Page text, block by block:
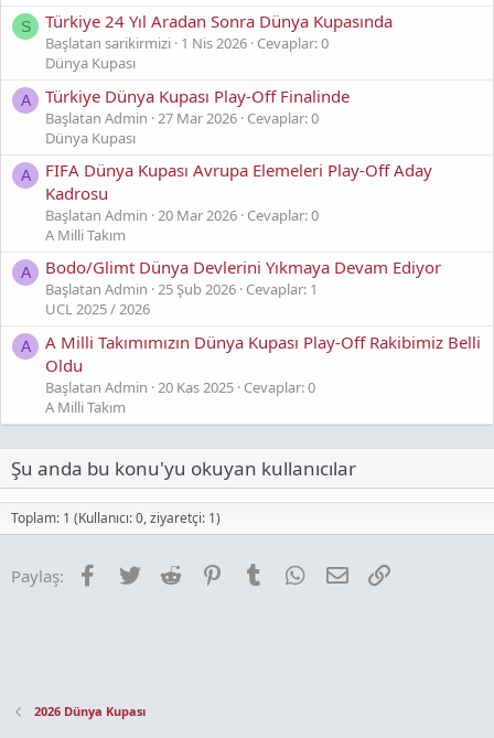
S Türkiye 24 Yıl Aradan Sonra Dünya Kupasında
Başlatan sarikirmizi 1 Nis 2026 Cevaplar: 0
Dünya Kupası
A Türkiye Dünya Kupası Play-Off Finalinde
Başlatan Admin 27 Mar 2026 Cevaplar: 0
Dünya Kupası
A
FIFA Dünya Kupası Avrupa Elemeleri Play-Off Aday
Kadrosu
Başlatan Admin 20 Mar 2026 Cevaplar: 0
A Milli Takım
A Bodo/Glimt Dünya Devlerini Yıkmaya Devam Ediyor
Başlatan Admin 25 Şub 2026 Cevaplar: 1
UCL 2025 / 2026
A
A Milli Takımımızın Dünya Kupası Play-Off Rakibimiz Belli
Oldu
Başlatan Admin 20 Kas 2025 Cevaplar: 0
A Milli Takım
Şu anda bu konu'yu okuyan kullanıcılar
Toplam: 1 (Kullanıcı: 0, ziyaretçi: 1)
Paylaş: Facebook
Twitter Reddit PinterestTumblr WhatsApp
E-posta
2026 Dünya Kupası